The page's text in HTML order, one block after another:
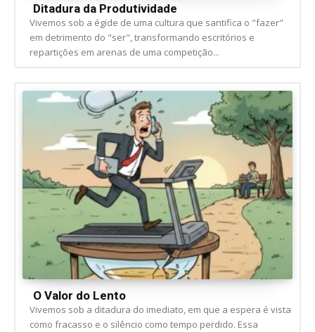
Ditadura da Produtividade
Vivemos sob a égide de uma cultura que santifica o "fazer"
em detrimento do "ser", transformando escritórios e
repartições em arenas de uma competição...
O Valor do Lento
Vivemos sob a ditadura do imediato, em que a espera é vista
como fracasso e o silêncio como tempo perdido. Essa